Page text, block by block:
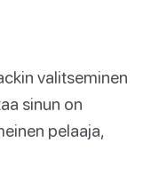
valitseminen
sinun on
pelaaja,